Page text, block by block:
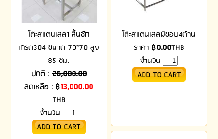
โต๊ะสแตนเลส1 ลิ้นชัก
เกรด304 ขนาด 70*70 สูง
85 ซม.
ปกติ : 26,000.00
ลดเหลือ : ฿13,000.00
THB
จำนวน
โต๊ะสแตนเลสมีขอบ4ด้าน
ราคา ฿0.00THB
จำนวน